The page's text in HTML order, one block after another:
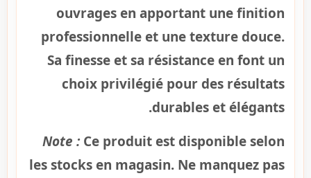
ouvrages en apportant une finition
professionnelle et une texture douce.
Sa finesse et sa résistance en font un
choix privilégié pour des résultats
durables et élégants.
Note :Ce produit est disponible selon
les stocks en magasin. Ne manquez pas